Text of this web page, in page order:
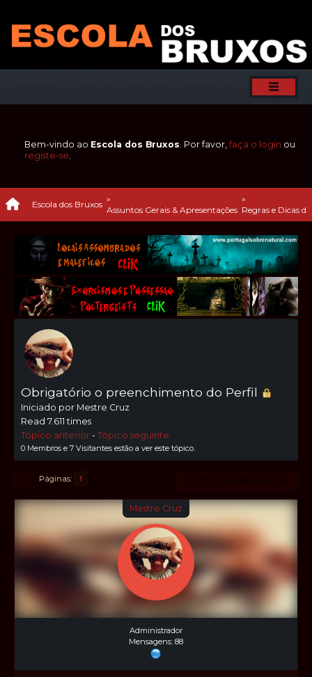
Bem-vindo ao Escola dos Bruxos. Por favor, faça o login ou
registe-se.
Escola dos Bruxos
»
Assuntos Gerais & Apresentações
»
Regras e Dicas
Obrigatório o preenchimento do Perfil
Iniciado por Mestre Cruz
Read 7.611 times
Tópico anterior - Tópico seguinte
0 Membros e 7 Visitantes estão a ver este tópico.
Páginas 1 AÇÕES DO UTILIZADOR
Mestre Cruz
Administrador
Mensagens: 88